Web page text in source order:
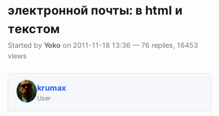
электронной почты: в html и
текстом
Started by Yoko on 2011-11-18 13:36 — 76 replies, 16453
views
krumax
User